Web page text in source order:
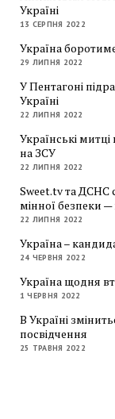
Україні
13 СЕРПНЯ 2022
Україна
29 ЛИПНЯ 2022
У Пентагоні
Україні
22 ЛИПНЯ 2022
Українські
на ЗСУ
22 ЛИПНЯ 2022
Sweet.tv та ДСНС
мінної безпеки
22 ЛИПНЯ 2022
Україна –
24 ЧЕРВНЯ 2022
Україна щодня
1 ЧЕРВНЯ 2022
В Україні
посвідчення
25 ТРАВНЯ 2022